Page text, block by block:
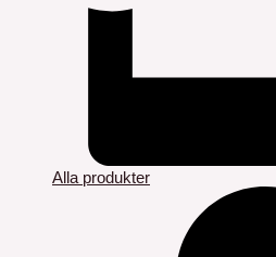
Alla produkter